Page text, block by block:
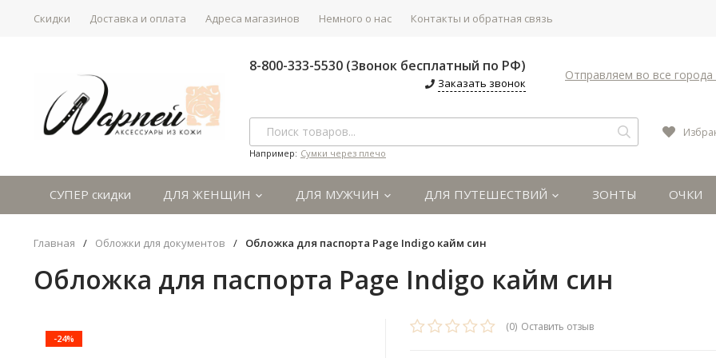
Скидки Доставка и оплата Адреса магазинов Немного о нас Контакты и обратная связь
8-800-333-5530 (Звонок бесплатный по РФ)
Заказать звонок
Отправляем во все города
Например: Сумки через плечо
СУПЕР скидки ДЛЯ ЖЕНЩИН ДЛЯ МУЖЧИН ДЛЯ ПУТЕШЕСТВИЙ ЗОНТЫ ОЧКИ
Главная / Обложки для документов / Обложка для паспорта Page Indigo кайм син
Обложка для паспорта Page Indigo кайм син
-24%
(0) Оставить отзыв